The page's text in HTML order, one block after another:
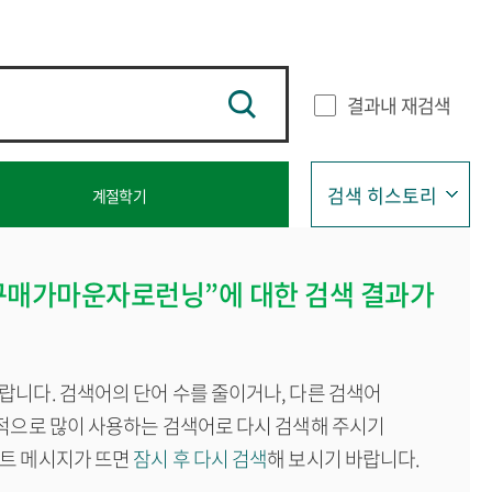
결과내 재검색
계절학기 검색 히스토리
마운자로런닝”에 대한 검색 결과가
니다. 검색어의 단어 수를 줄이거나, 다른 검색어
로 많이 사용하는 검색어로 다시 검색해 주시기
메시지가 뜨면 잠시 후 다시 검색해 보시기 바랍니다.